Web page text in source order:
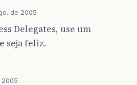
de 2005
Delegates, use um
seja feliz.